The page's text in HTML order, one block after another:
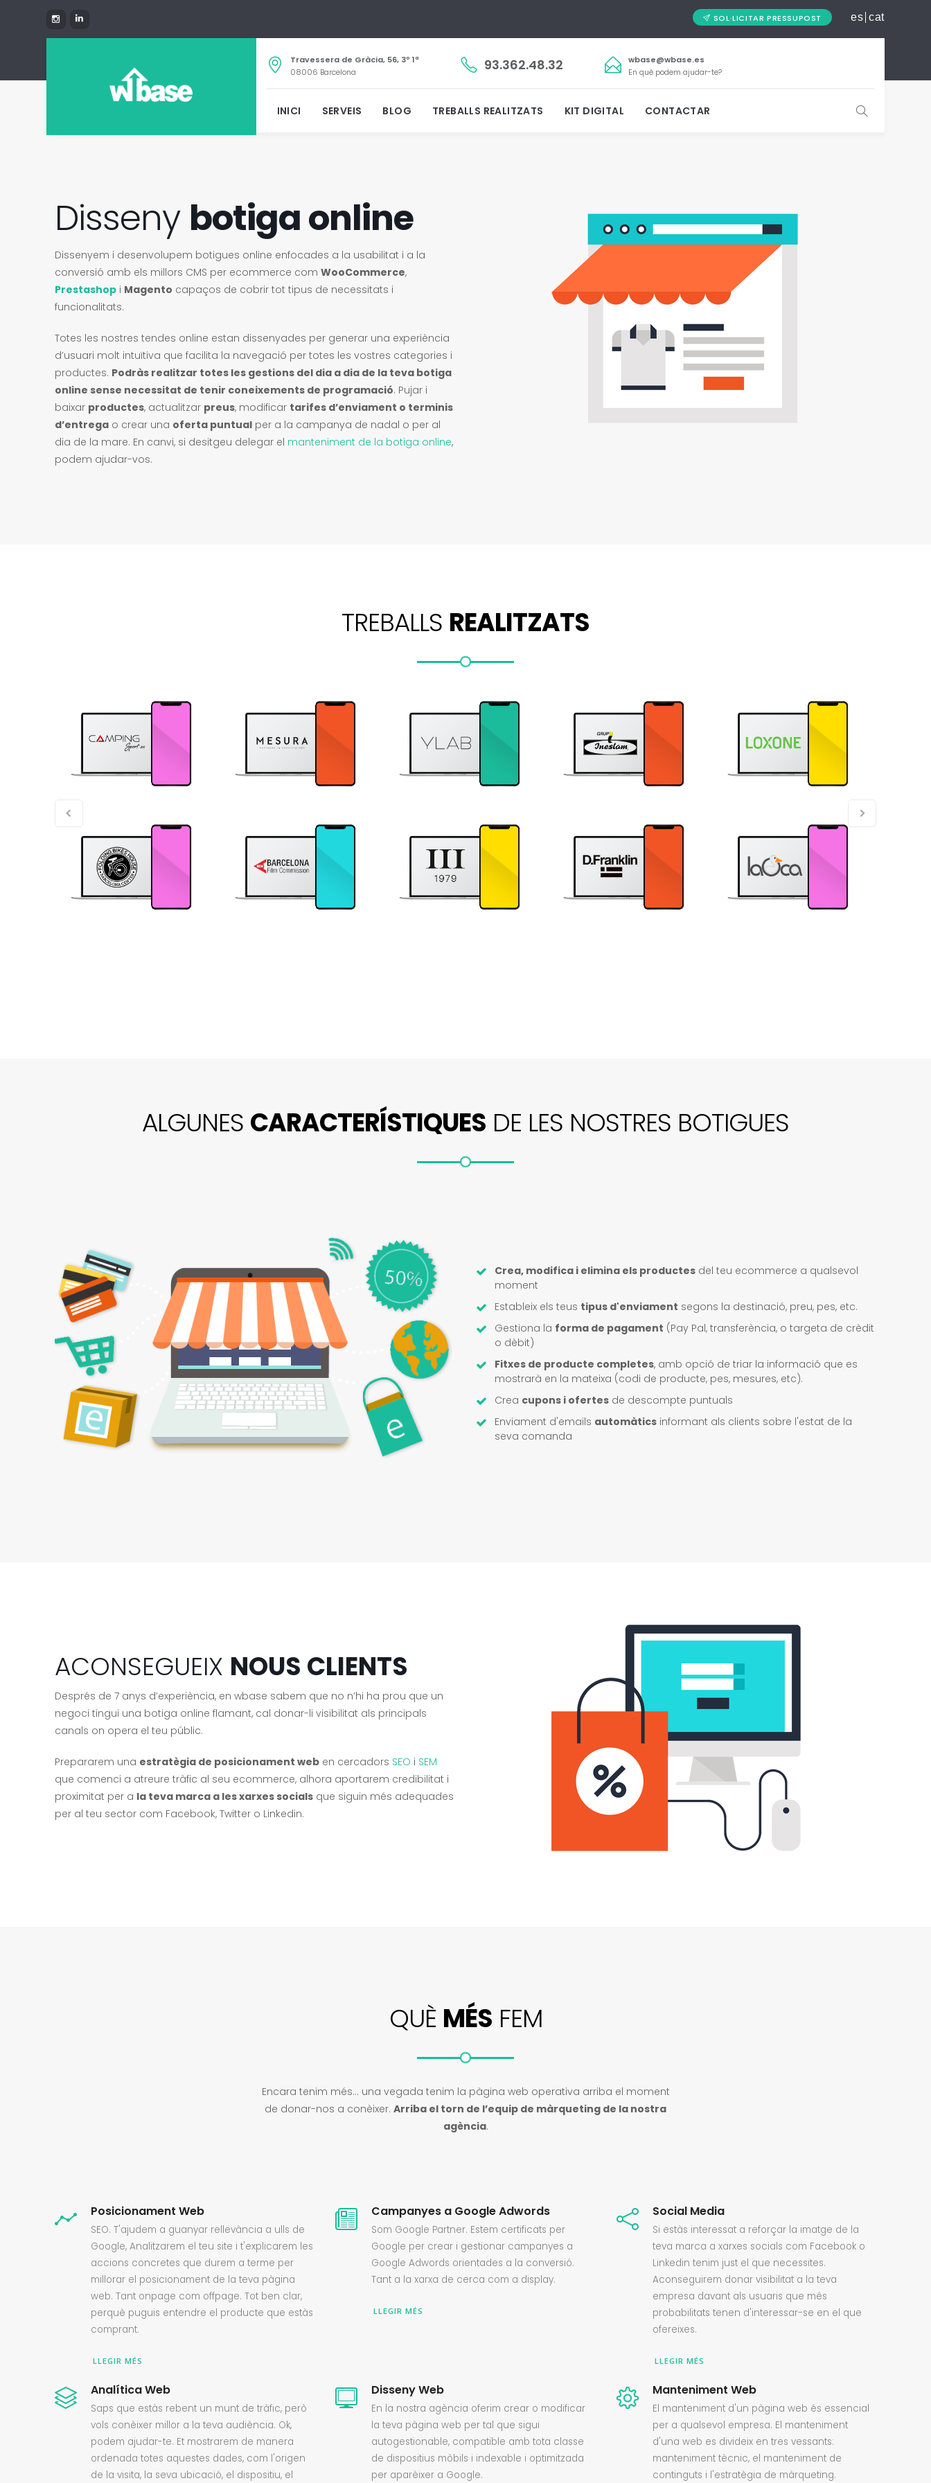
SOL·LICITAR PRESSUPOST es cat
Travessera de Gràcia, 56, 3º 1ª
08006 Barcelona
93.362.48.32
wbase@wbase.es
En què podem ajudar-te?
INICI SERVEIS BLOG TREBALLS REALITZATS KIT DIGITAL CONTACTAR
Disseny botiga online
Dissenyem i desenvolupem botigues online enfocades a la usabilitat i a la
conversió amb els millors CMS per ecommerce com WooCommerce,
Prestashop i Magento capaços de cobrir tot tipus de necessitats i
funcionalitats.
Totes les nostres tendes online estan dissenyades per generar una experiència
d’usuari molt intuïtiva que facilita la navegació per totes les vostres categories i
productes. Podràs realitzar totes les gestions del dia a dia de la teva botiga
online sense necessitat de tenir coneixements de programació. Pujar i
baixar productes, actualitzar preus, modificar tarifes d’enviament o terminis
d’entrega o crear una oferta puntual per a la campanya de nadal o per al
dia de la mare. En canvi, si desitgeu delegar el manteniment de la botiga online,
podem ajudar-vos.
TREBALLS REALITZATS
ALGUNES CARACTERÍSTIQUES DE LES NOSTRES BOTIGUES
Crea, modifica i elimina els productes del teu ecommerce a qualsevol
moment
Estableix els teus tipus d'enviament segons la destinació, preu, pes, etc.
Gestiona la forma de pagament (Pay Pal, transferència, o targeta de crèdit
o dèbit)
Fitxes de producte completes, amb opció de triar la informació que es
mostrarà en la mateixa (codi de producte, pes, mesures, etc).
Crea cupons i ofertes de descompte puntuals
Enviament d'emails automàtics informant als clients sobre l'estat de la
seva comanda
ACONSEGUEIX NOUS CLIENTS
Després de 7 anys d’experiència, en wbase sabem que no n’hi ha prou que un
negoci tingui una botiga online flamant, cal donar-li visibilitat als principals
canals on opera el teu públic.
Prepararem una estratègia de posicionament web en cercadors SEO i SEM
que comenci a atreure tràfic al seu ecommerce, alhora aportarem credibilitat i
proximitat per a la teva marca a les xarxes socials que siguin més adequades
per al teu sector com Facebook, Twitter o Linkedin.
QUÈ MÉS FEM
Encara tenim més… una vegada tenim la pàgina web operativa arriba el moment
de donar-nos a conèixer. Arriba el torn de l’equip de màrqueting de la nostra
agència.
Posicionament Web
SEO. T'ajudem a guanyar rellevància a ulls de
Google, Analitzarem el teu site i t'explicarem les
accions concretes que durem a terme per
millorar el posicionament de la teva pàgina
web. Tant onpage com offpage. Tot ben clar,
perquè puguis entendre el producte que estàs
comprant.
LLEGIR MÉS
Campanyes a Google Adwords
Som Google Partner. Estem certificats per
Google per crear i gestionar campanyes a
Google Adwords orientades a la conversió.
Tant a la xarxa de cerca com a display.
LLEGIR MÉS
Social Media
Si estàs interessat a reforçar la imatge de la
teva marca a xarxes socials com Facebook o
Linkedin tenim just el que necessites.
Aconseguirem donar visibilitat a la teva
empresa davant als usuaris que més
probabilitats tenen d'interessar-se en el que
ofereixes.
LLEGIR MÉS
Analítica Web
Saps que estàs rebent un munt de tràfic, però
vols conèixer millor a la teva audiència. Ok,
podem ajudar-te. Et mostrarem de manera
ordenada totes aquestes dades, com l'origen
de la visita, la seva ubicació, el dispositiu, el
Disseny Web
En la nostra agència oferim crear o modificar
la teva pàgina web per tal que sigui
autogestionable, compatible amb tota classe
de dispositius mòbils i indexable i optimitzada
per aparèixer a Google.
Manteniment Web
El manteniment d'un pàgina web és essencial
per a qualsevol empresa. El manteniment
d'una web es divideix en tres vessants:
manteniment tècnic, el manteniment de
continguts i l'estratègia de màrqueting.